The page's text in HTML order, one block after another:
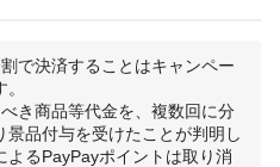
で決済することはキャンペー
き商品等代金を、複数回に分
品付与を受けたことが判明し
よるPayPayポイントは取り消